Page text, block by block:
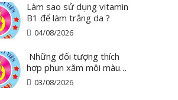
Làm sao sử dụng vitamin
B1 để làm trắng da ?
04/08/2026
Những đối tượng thích
hợp phun xăm môi màu
hồng cam san hô?
03/08/2026